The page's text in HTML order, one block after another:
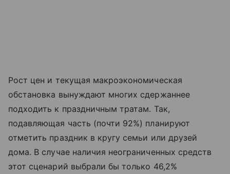
Рост цен и текущая макроэкономическая
обстановка вынуждают многих сдержаннее
подходить к праздничным тратам. Так,
подавляющая часть (почти 92%) планируют
отметить праздник в кругу семьи или друзей
дома. В случае наличия неограниченных средств
этот сценарий выбрали бы только 46,2%